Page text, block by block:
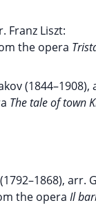
Franz Liszt:
the opera
The tale of town
arr.
the opera Il